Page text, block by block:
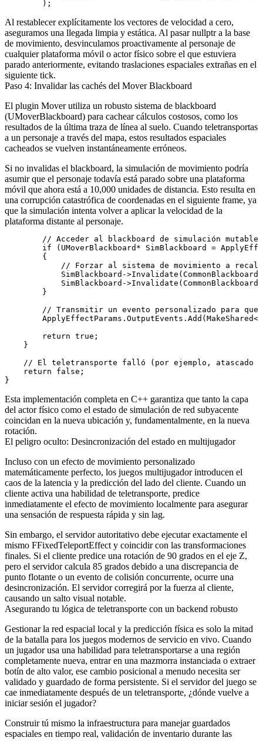
Al restablecer explícitamente los vectores de velocidad a cero,
aseguramos una llegada limpia y estática. Al pasarnullptra la base
de movimiento, desvinculamos proactivamente al personaje de
cualquier plataforma móvil o actor físico sobre el que estuviera
parado anteriormente, evitando traslaciones espaciales extrañas en el
siguiente tick.
Paso 4: Invalidar las cachés del Mover Blackboard
El plugin Mover utiliza un robusto sistema de blackboard
(UMoverBlackboard) para cachear cálculos costosos, como los
resultados de la última traza de línea al suelo. Cuando teletransportas
a un personaje a través del mapa, estos resultados espaciales
cacheados se vuelven instantáneamente erróneos.
Si no invalidas el blackboard, la simulación de movimiento podría
asumir que el personaje todavía está parado sobre una plataforma
móvil que ahora está a 10,000 unidades de distancia. Esto resulta en
una corrupción catastrófica de coordenadas en el siguiente frame, ya
que la simulación intenta volver a aplicar la velocidad de la
plataforma distante al personaje.
        // Acceder al blackboard de simulación mutable
if (UMoverBlackboard* SimBlackboard =
        {
// Forzar al sistema de movimiento a
SimBlackboard-
SimBlackboard-
        }
// Transmitir un evento personalizado para
        return true;
    }
// El teletransporte falló (por ejemplo, atascado
    return false;
Esta implementación completa en C++ garantiza que tanto la capa
del actor físico como el estado de simulación de red subyacente
coincidan en la nueva ubicación y, fundamentalmente, en la nueva
rotación.
El peligro oculto: Desincronización del estado en multijugador
Incluso con un efecto de movimiento personalizado
matemáticamente perfecto, los juegos multijugador introducen el
caos de la latencia y la predicción del lado del cliente. Cuando un
cliente activa una habilidad de teletransporte, predice
inmediatamente el efecto de movimiento localmente para asegurar
una sensación de respuesta rápida y sin lag.
Sin embargo, el servidor autoritativo debe ejecutar exactamente el
mismo FFixedTeleportEffecty coincidir con las transformaciones
finales. Si el cliente predice una rotación de 90 grados en el eje Z,
pero el servidor calcula 85 grados debido a una discrepancia de
punto flotante o un evento de colisión concurrente, ocurre una
desincronización. El servidor corregirá por la fuerza al cliente,
causando un salto visual notable.
Asegurando tu lógica de teletransporte con un backend robusto
Gestionar la red espacial local y la predicción física es solo la mitad
de la batalla para los juegos modernos de servicio en vivo. Cuando
un jugador usa una habilidad para teletransportarse a una región
completamente nueva, entrar en una mazmorra instanciada o extraer
botín de alto valor, ese cambio posicional a menudo necesita ser
validado y guardado de forma persistente. Si el servidor del juego se
cae inmediatamente después de un teletransporte, ¿dónde vuelve a
iniciar sesión el jugador?
Construir tú mismo la infraestructura para manejar guardados
espaciales en tiempo real, validación de inventario durante las